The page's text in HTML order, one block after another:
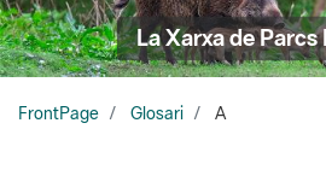
La Xarxa de Parcs
FrontPage Glosari A